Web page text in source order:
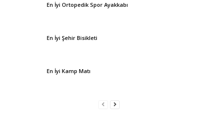
En İyi Ortopedik Spor Ayakkabı
En İyi Şehir Bisikleti
En İyi Kamp Matı